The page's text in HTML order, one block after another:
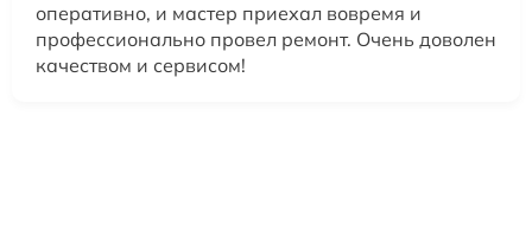
оперативно, и мастер приехал вовремя и
профессионально провел ремонт. Очень доволен
качеством и сервисом!